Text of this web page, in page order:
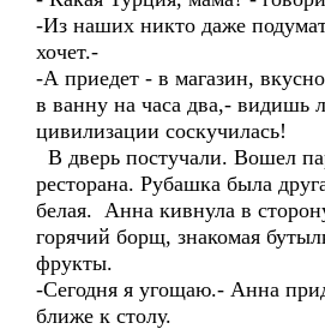
-Из наших никто даже
хочет.-
-А приедет - в магазин,
в ванну на часа два,- видишь
цивилизации соскучилась!
В дверь постучали. Вошел
ресторана. Рубашка была
белая. Анна кивнула в
горячий борщ, знакомая
фрукты.
-Сегодня я угощаю.- Анна
ближе к столу.